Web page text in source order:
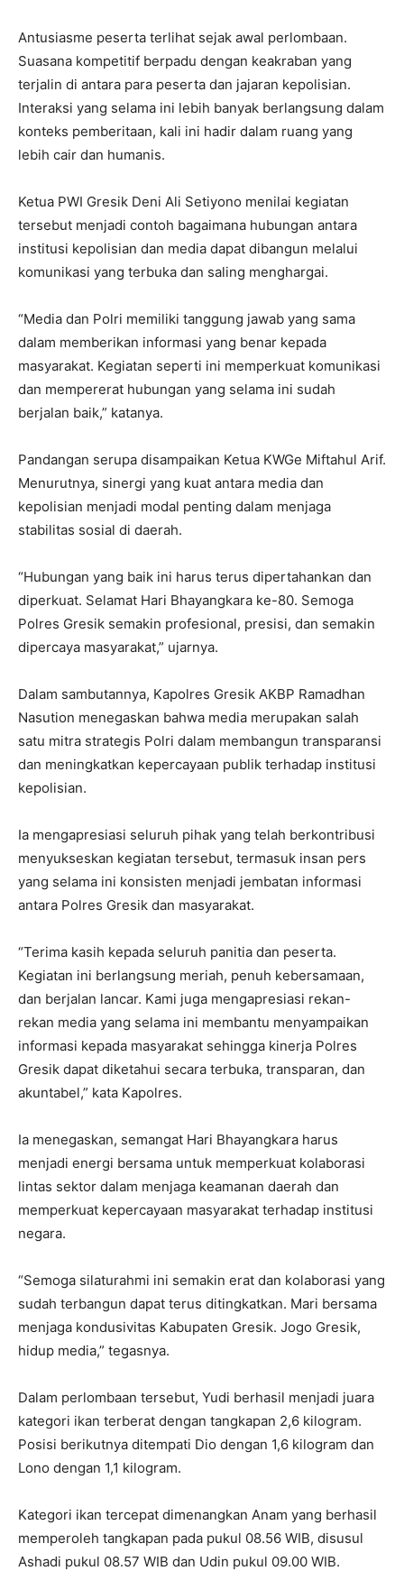
Antusiasme peserta terlihat sejak awal perlombaan.
Suasana kompetitif berpadu dengan keakraban yang
terjalin di antara para peserta dan jajaran kepolisian.
Interaksi yang selama ini lebih banyak berlangsung dalam
konteks pemberitaan, kali ini hadir dalam ruang yang
lebih cair dan humanis.
Ketua PWI Gresik Deni Ali Setiyono menilai kegiatan
tersebut menjadi contoh bagaimana hubungan antara
institusi kepolisian dan media dapat dibangun melalui
komunikasi yang terbuka dan saling menghargai.
“Media dan Polri memiliki tanggung jawab yang sama
dalam memberikan informasi yang benar kepada
masyarakat. Kegiatan seperti ini memperkuat komunikasi
dan mempererat hubungan yang selama ini sudah
berjalan baik,” katanya.
Pandangan serupa disampaikan Ketua KWGe Miftahul Arif.
Menurutnya, sinergi yang kuat antara media dan
kepolisian menjadi modal penting dalam menjaga
stabilitas sosial di daerah.
“Hubungan yang baik ini harus terus dipertahankan dan
diperkuat. Selamat Hari Bhayangkara ke-80. Semoga
Polres Gresik semakin profesional, presisi, dan semakin
dipercaya masyarakat,” ujarnya.
Dalam sambutannya, Kapolres Gresik AKBP Ramadhan
Nasution menegaskan bahwa media merupakan salah
satu mitra strategis Polri dalam membangun transparansi
dan meningkatkan kepercayaan publik terhadap institusi
kepolisian.
Ia mengapresiasi seluruh pihak yang telah berkontribusi
menyukseskan kegiatan tersebut, termasuk insan pers
yang selama ini konsisten menjadi jembatan informasi
antara Polres Gresik dan masyarakat.
“Terima kasih kepada seluruh panitia dan peserta.
Kegiatan ini berlangsung meriah, penuh kebersamaan,
dan berjalan lancar. Kami juga mengapresiasi rekan-
rekan media yang selama ini membantu menyampaikan
informasi kepada masyarakat sehingga kinerja Polres
Gresik dapat diketahui secara terbuka, transparan, dan
akuntabel,” kata Kapolres.
Ia menegaskan, semangat Hari Bhayangkara harus
menjadi energi bersama untuk memperkuat kolaborasi
lintas sektor dalam menjaga keamanan daerah dan
memperkuat kepercayaan masyarakat terhadap institusi
negara.
“Semoga silaturahmi ini semakin erat dan kolaborasi yang
sudah terbangun dapat terus ditingkatkan. Mari bersama
menjaga kondusivitas Kabupaten Gresik. Jogo Gresik,
hidup media,” tegasnya.
Dalam perlombaan tersebut, Yudi berhasil menjadi juara
kategori ikan terberat dengan tangkapan 2,6 kilogram.
Posisi berikutnya ditempati Dio dengan 1,6 kilogram dan
Lono dengan 1,1 kilogram.
Kategori ikan tercepat dimenangkan Anam yang berhasil
memperoleh tangkapan pada pukul 08.56 WIB, disusul
Ashadi pukul 08.57 WIB dan Udin pukul 09.00 WIB.